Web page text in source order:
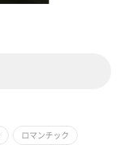
ロマンチック